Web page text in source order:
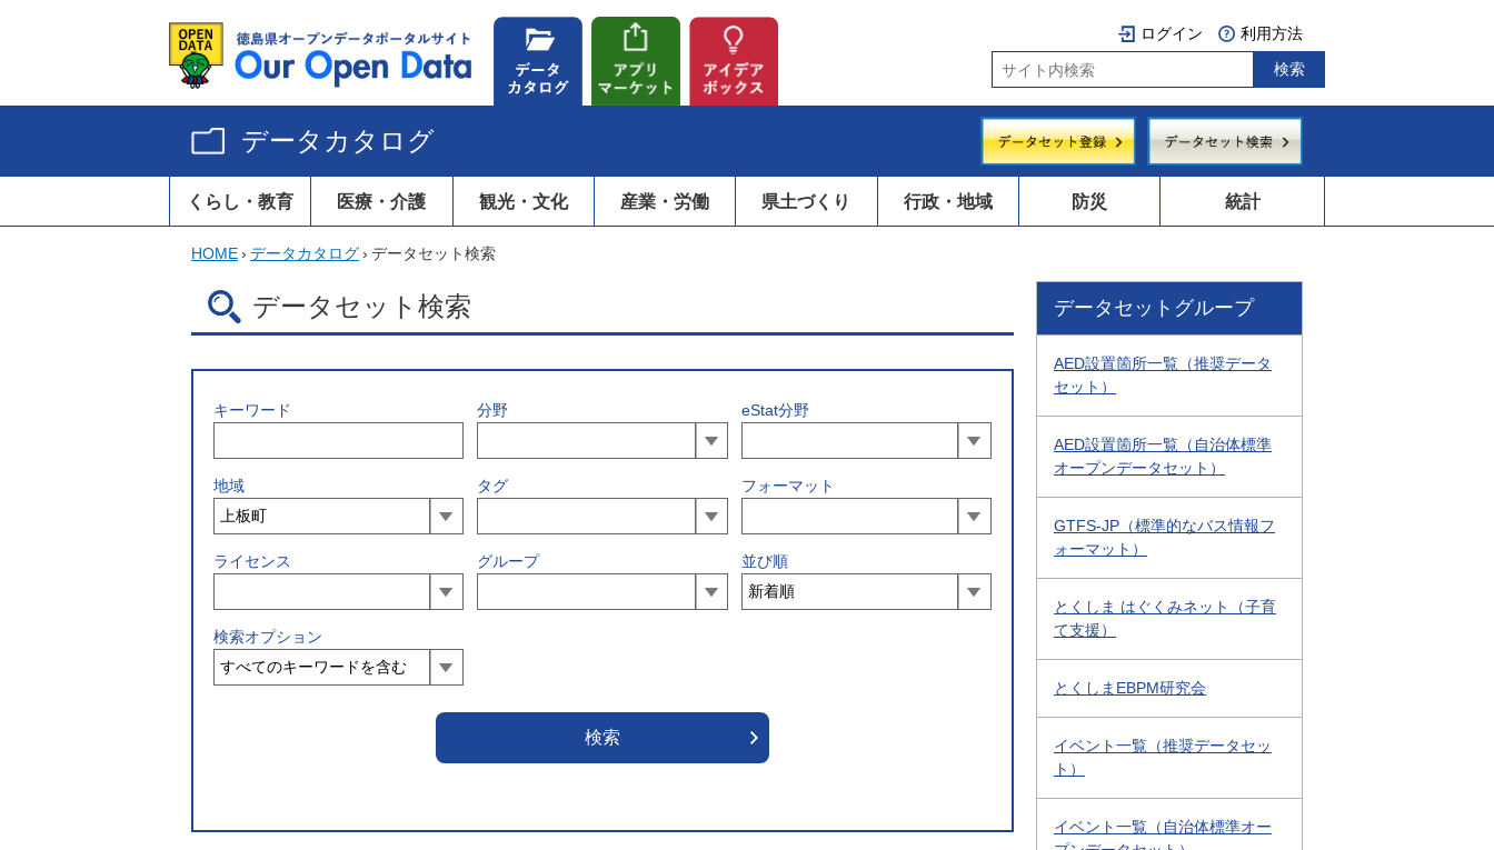
ログイン 利用方法
データカタログ
くらし・教育 医療・介護 観光・文化 産業・労働 県土づくり 行政・地域 防災 統計
HOME› データカタログ› データセット検索
データセット検索
キーワード 分野 eStat分野
地域 タグ フォーマット
ライセンス グループ 並び順
検索オプション
データセットグループ
AED設置箇所一覧（推奨データ
セット）
AED設置箇所一覧（自治体標準
オープンデータセット）
GTFS-JP（標準的なバス情報フ
ォーマット）
とくしま はぐくみネット（子育
て支援）
とくしまEBPM研究会
イベント一覧（推奨データセッ
ト）
イベント一覧（自治体標準オー